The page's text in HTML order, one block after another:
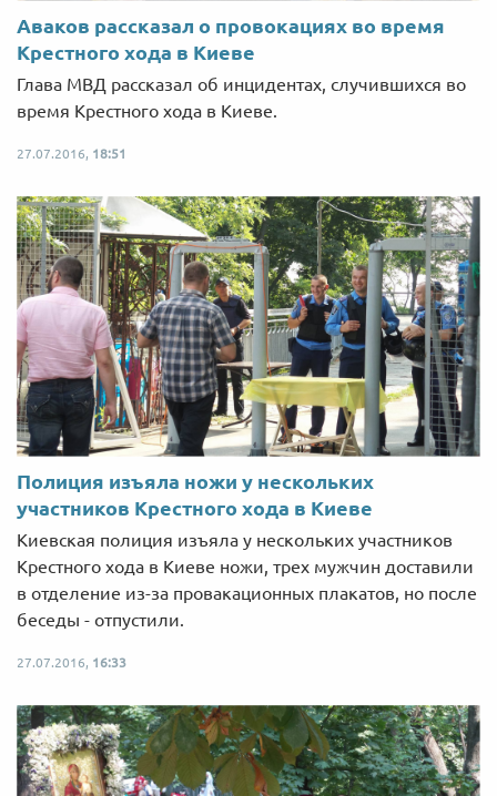
Аваков рассказал о провокациях во время
Крестного хода в Киеве
Глава МВД рассказал об инцидентах, случившихся во
время Крестного хода в Киеве.
27.07.2016, 18:51
Полиция изъяла ножи у нескольких
участников Крестного хода в Киеве
Киевская полиция изъяла у нескольких участников
Крестного хода в Киеве ножи, трех мужчин доставили
в отделение из-за провакационных плакатов, но после
беседы - отпустили.
27.07.2016, 16:33